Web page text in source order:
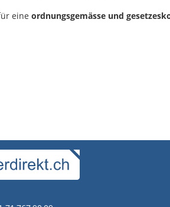
eine ordnungsgemässe und